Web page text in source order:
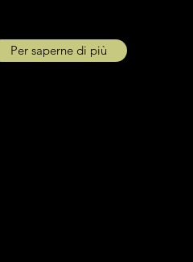
Per saperne di più